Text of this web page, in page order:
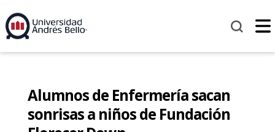
Alumnos de Enfermería sacan
sonrisas a niños de Fundación